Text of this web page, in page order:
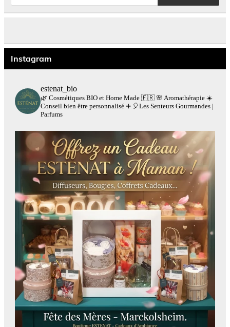
produits
Instagram
estenat_bio
🌿 Cosmétiques BIO et Home Made 🇫🇷🌸 Aromathérapie☀️
Conseil bien être personnalisé➕🎈Les Senteurs Gourmandes |
Parfums